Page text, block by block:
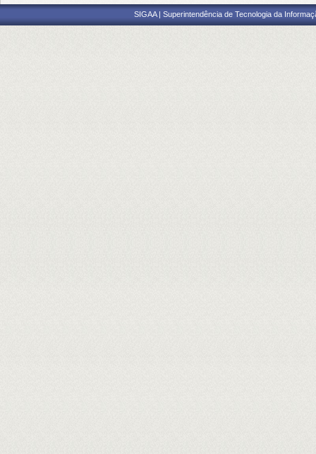
SIGAA | Superintendência de Tecnologia da